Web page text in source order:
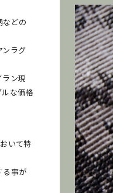
どの
ンラグ
ン現
な価格
いて特
る事が